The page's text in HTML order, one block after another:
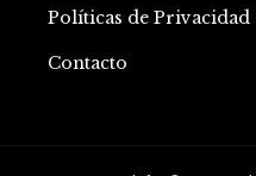
Políticas de Privacidad
Contacto